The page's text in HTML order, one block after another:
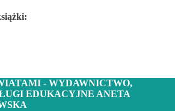
- WYDAWNICTWO,
EDUKACYJNE ANETA